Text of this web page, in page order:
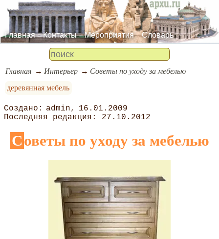
Главная Контакты Мероприятия Словарь
Главная Интерьер
Советы по уходу за мебелью
деревянная мебель
admin
16.01.2009
27.10.2012
Советы по уходу за мебелью